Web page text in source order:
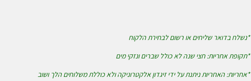
*נשלח בדואר שליחים או רשום לבחירת הלקוח
*תקופת אחריות: חצי שנה לא כולל שברים ונזקי מים
*אחריות: האחריות ניתנת על ידי זיגדון אלקטרוניקה ולא כוללת משלוחים הלך ושוב